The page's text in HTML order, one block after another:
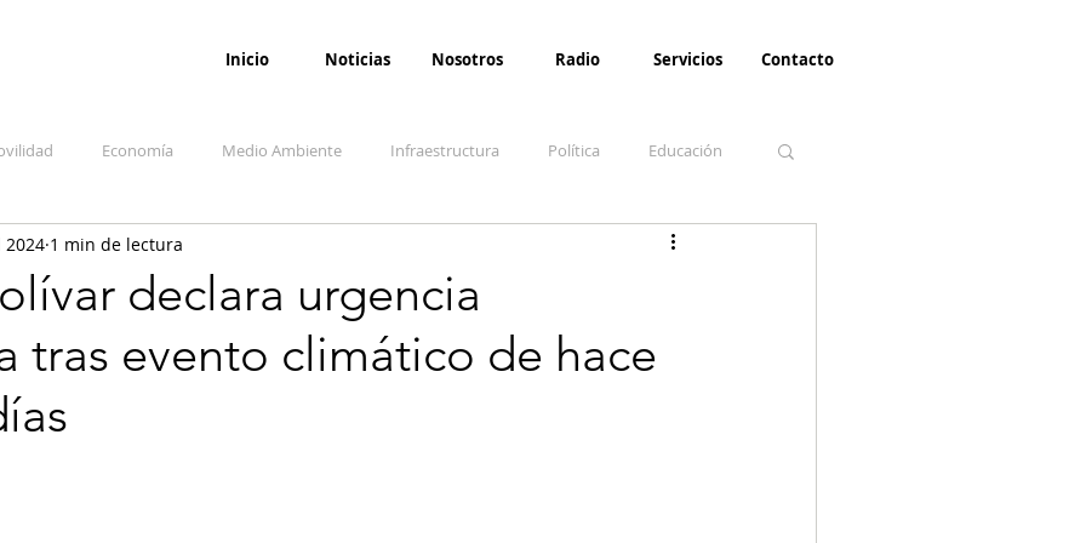
Inicio Noticias Nosotros Radio Servicios Contacto
Economía Medio Ambiente Infraestructura Política Educación
Salud Opinión Paz
y sociedad Denuncia Ciudadana Conflicto armado interno Turismo
declara urgencia
tras evento climático de hace
2024 1 min de lectura